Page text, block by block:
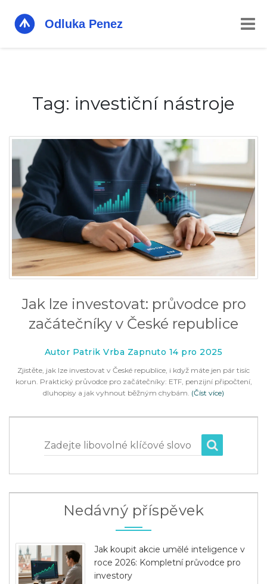
Tag: investiční nástroje
Jak lze investovat: průvodce pro
začátečníky v České republice
Autor Patrik Vrba Zapnuto 14 pro 2025
Zjistěte, jak lze investovat v České republice, i když máte jen pár tisíc
korun. Praktický průvodce pro začátečníky: ETF, penzijní připočtení,
dluhopisy a jak vyhnout běžným chybám. (Číst více)
Zadejte libovolné klíčové slovo
Nedávný příspěvek
Jak koupit akcie umělé inteligence v
roce 2026: Kompletní průvodce pro
investory